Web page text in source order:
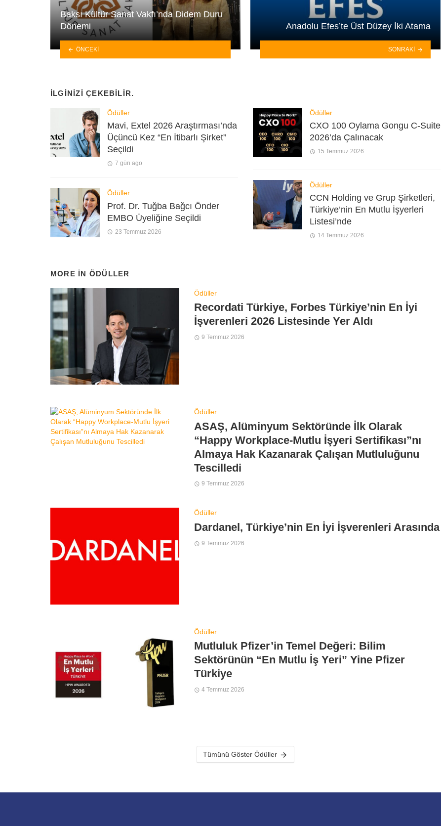
Baksı Kültür Sanat Vakfı’nda Didem Duru
Dönemi
ÖNCEKI
Anadolu Efes’te Üst Düzey İki Atama
SONRAKI
İLGINIZI ÇEKEBILIR.
Ödüller
Mavi, Extel 2026 Araştırması’nda
Üçüncü Kez “En İtibarlı Şirket”
Seçildi
7 gün ago
Ödüller
Prof. Dr. Tuğba Bağcı Önder
EMBO Üyeliğine Seçildi
23 Temmuz 2026
Ödüller
CXO 100 Oylama Gongu C-Suite
2026’da Çalınacak
15 Temmuz 2026
Ödüller
CCN Holding ve Grup Şirketleri,
Türkiye’nin En Mutlu İşyerleri
Listesi’nde
14 Temmuz 2026
MORE IN ÖDÜLLER
Ödüller
Recordati Türkiye, Forbes Türkiye’nin En İyi
İşverenleri 2026 Listesinde Yer Aldı
9 Temmuz 2026
Ödüller
ASAŞ, Alüminyum Sektöründe İlk Olarak
“Happy Workplace-Mutlu İşyeri Sertifikası”nı
Almaya Hak Kazanarak Çalışan Mutluluğunu
Tescilledi
9 Temmuz 2026
Ödüller
Dardanel, Türkiye’nin En İyi İşverenleri Arasında
9 Temmuz 2026
Ödüller
Mutluluk Pfizer’in Temel Değeri: Bilim
Sektörünün “En Mutlu İş Yeri” Yine Pfizer
Türkiye
4 Temmuz 2026
Tümünü Göster Ödüller